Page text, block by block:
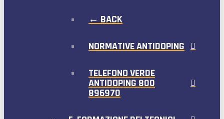
← BACK
NORMATIVE ANTIDOPING
TELEFONO VERDE
ANTIDOPING 800
896970